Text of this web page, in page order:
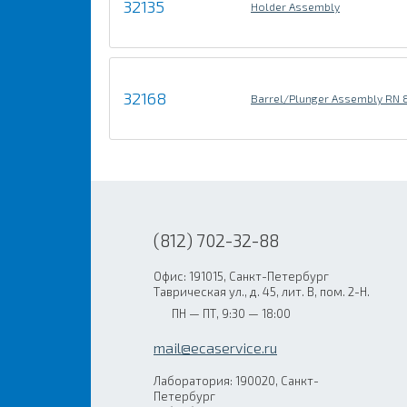
32135 Holder Assembly
32168 Barrel/Plunger Assembly RN
(812) 702-32-88
Офис: 191015, Санкт-Петербург
Таврическая ул., д. 45, лит. В, пом. 2-Н.
ПН — ПТ, 9:30 — 18:00
mail@ecaservice.ru
Лаборатория: 190020, Санкт-
Петербург